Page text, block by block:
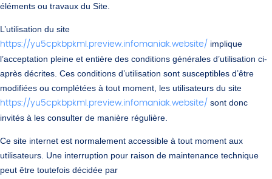
éléments ou travaux du Site.
L’utilisation du site
https://yu5cpkbpkml.preview.infomaniak.website/ implique
l’acceptation pleine et entière des conditions générales d’utilisation ci-
après décrites. Ces conditions d’utilisation sont susceptibles d’être
modifiées ou complétées à tout moment, les utilisateurs du site
https://yu5cpkbpkml.preview.infomaniak.website/ sont donc
invités à les consulter de manière régulière.
Ce site internet est normalement accessible à tout moment aux
utilisateurs. Une interruption pour raison de maintenance technique
peut être toutefois décidée par